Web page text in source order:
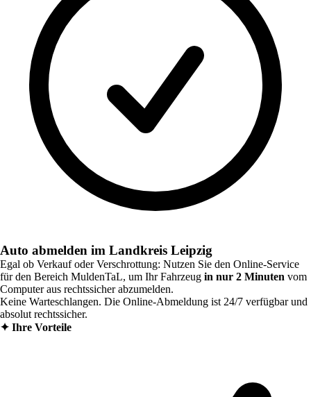
Auto abmelden im Landkreis Leipzig
Egal ob Verkauf oder Verschrottung: Nutzen Sie den Online-Service
für den Bereich MuldenTaL, um Ihr Fahrzeug in nur 2 Minuten vom
Computer aus rechtssicher abzumelden.
Keine Warteschlangen. Die Online-Abmeldung ist 24/7 verfügbar und
absolut rechtssicher.
✦ Ihre Vorteile